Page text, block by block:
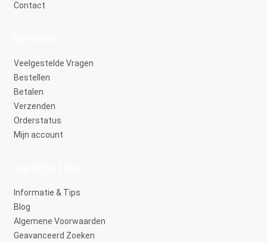
Contact
Veelgestelde Vragen
Bestellen
Betalen
Verzenden
Orderstatus
Mijn account
Informatie & Tips
Blog
Algemene Voorwaarden
Geavanceerd Zoeken